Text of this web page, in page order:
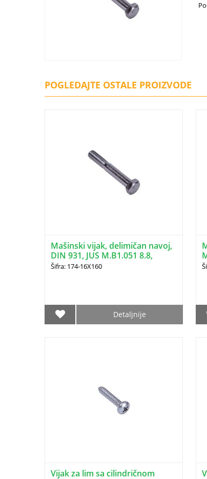
POGLEDAJTE OSTALE PROIZVODE
Mašinski vijak, delimičan navoj,
DIN 931, JUS M.B1.051 8.8,
16X160
Šifra: 174-16X160
Detaljnije
Vijak za lim sa cilindričnom